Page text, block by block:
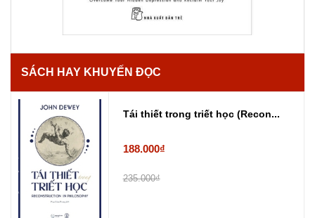
SÁCH HAY KHUYẾN ĐỌC
Tái thiết trong triết học (Recon...
188.000₫
235.000₫